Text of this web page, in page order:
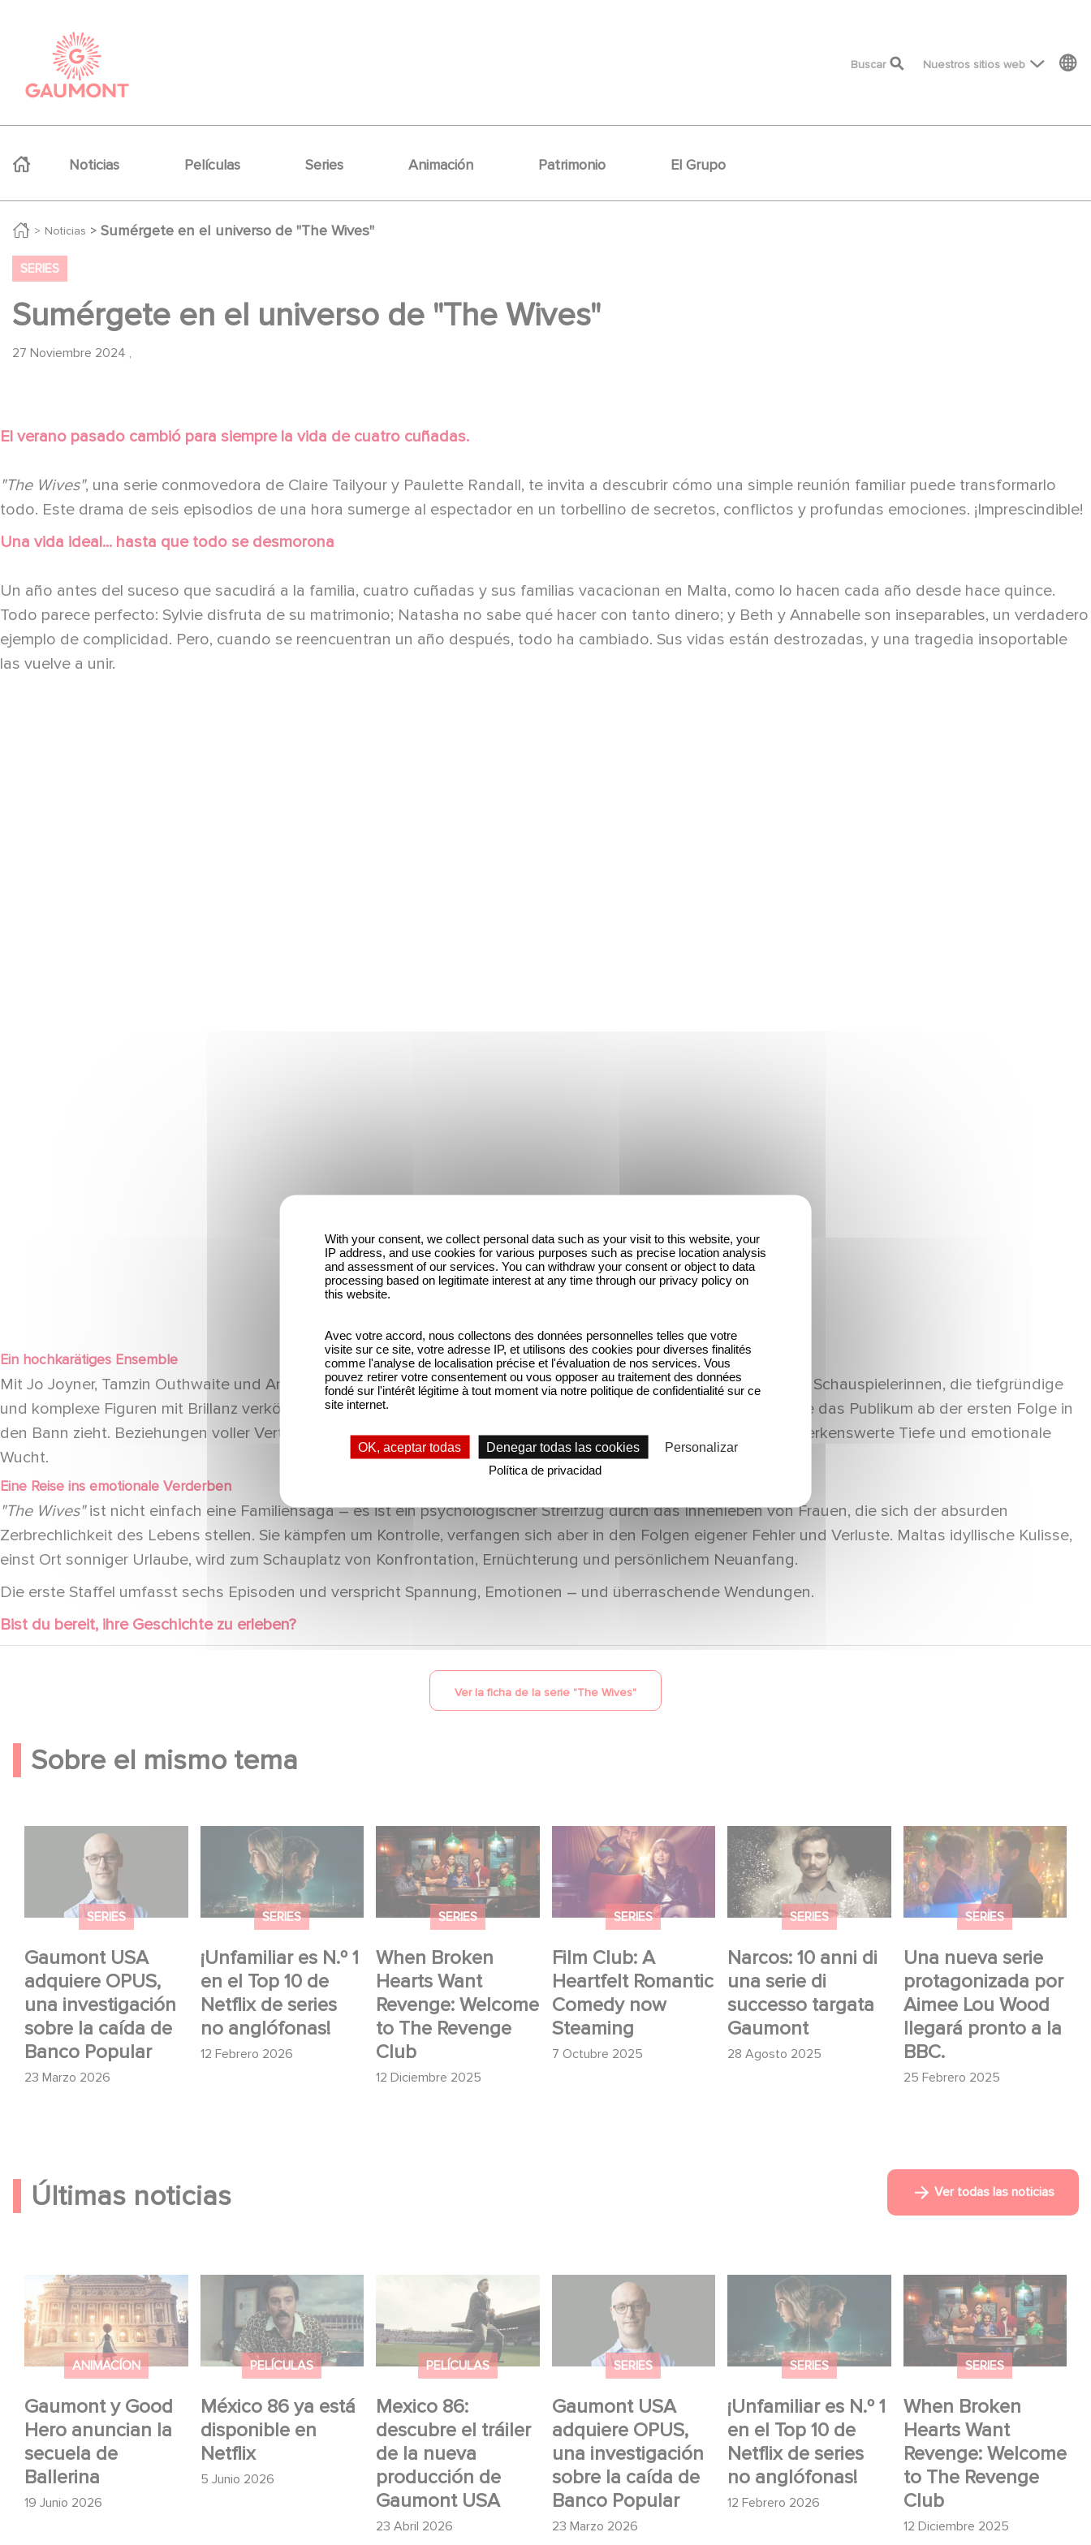
top menu
Buscar Nuestros sitios web
Noticias Películas Series Animación Patrimonio El Grupo
Noticias Sumérgete en el universo de "The Wives"
SERIES
Sumérgete en el universo de "The Wives"
27 Noviembre 2024 ,
El verano pasado cambió para siempre la vida de cuatro cuñadas.
"The Wives", una serie conmovedora de Claire Tailyour y Paulette Randall, te invita a descubrir cómo una simple reunión familiar puede transformarlo
todo. Este drama de seis episodios de una hora sumerge al espectador en un torbellino de secretos, conflictos y profundas emociones. ¡Imprescindible!
Una vida ideal... hasta que todo se desmorona
Un año antes del suceso que sacudirá a la familia, cuatro cuñadas y sus familias vacacionan en Malta, como lo hacen cada año desde hace quince.
Todo parece perfecto: Sylvie disfruta de su matrimonio; Natasha no sabe qué hacer con tanto dinero; y Beth y Annabelle son inseparables, un verdadero
ejemplo de complicidad. Pero, cuando se reencuentran un año después, todo ha cambiado. Sus vidas están destrozadas, y una tragedia insoportable
las vuelve a unir.
Ein hochkarätiges Ensemble
Mit Jo Joyner, Tamzin Outhwaite und Angela Griffin in den Hauptrollen versammelt"The Wives"außergewöhnliche Schauspielerinnen, die tiefgründige
und komplexe Figuren mit Brillanz verkörpern. Ihre Darbietungen bilden die Bühne für eine fesselnde Handlung, die das Publikum ab der ersten Folge in
den Bann zieht. Beziehungen voller Vertrautheit, Verrat und Geheimnissen verleihen dem Familiendrama eine bemerkenswerte Tiefe und emotionale
Wucht.
Eine Reise ins emotionale Verderben
"The Wives"ist nicht einfach eine Familiensaga – es ist ein psychologischer Streifzug durch das Innenleben von Frauen, die sich der absurden
Zerbrechlichkeit des Lebens stellen. Sie kämpfen um Kontrolle, verfangen sich aber in den Folgen eigener Fehler und Verluste. Maltas idyllische Kulisse,
einst Ort sonniger Urlaube, wird zum Schauplatz von Konfrontation, Ernüchterung und persönlichem Neuanfang.
Die erste Staffel umfasst sechs Episoden und verspricht Spannung, Emotionen – und überraschende Wendungen.
Bist du bereit, ihre Geschichte zu erleben?
Ver la ficha de la serie "The Wives"
Sobre el mismo tema
SERIES
Gaumont USA
adquiere OPUS,
una investigación
sobre la caída de
Banco Popular
23 Marzo 2026
Gaumont USA
adquiere OPUS, una
investigación sobre la
caída de Banco
SERIES
¡Unfamiliar es N.º 1
en el Top 10 de
Netflix de series
no anglófonas!
12 Febrero 2026
¡Unfamiliar es N.º 1 en
el Top 10 de Netflix de
series no anglófonas!
SERIES
When Broken
Hearts Want
Revenge: Welcome
to The Revenge
Club
12 Diciembre 2025
When Broken Hearts
Want Revenge:
Welcome to The
Revenge Club
SERIES
Film Club: A
Heartfelt Romantic
Comedy now
Steaming
7 Octubre 2025
Film Club: A Heartfelt
Romantic Comedy
now Steaming
SERIES
Narcos: 10 anni di
una serie di
successo targata
Gaumont
28 Agosto 2025
Narcos: 10 anni di una
serie di successo
targata Gaumont
SERIES
Una nueva serie
protagonizada por
Aimee Lou Wood
llegará pronto a la
BBC.
25 Febrero 2025
Una nueva serie
protagonizada por
Aimee Lou Wood
llegará pronto a la
Últimas noticias Ver todas las noticias
ANIMACÍON
Gaumont y Good
Hero anuncian la
secuela de
Ballerina
19 Junio 2026
Gaumont y Good Hero
anuncian la secuela de
Ballerina
PELÍCULAS
México 86 ya está
disponible en
Netflix
5 Junio 2026
México 86 ya está
disponible en Netflix
PELÍCULAS
Mexico 86:
descubre el tráiler
de la nueva
producción de
Gaumont USA
23 Abril 2026
Mexico 86: descubre
el tráiler de la nueva
producción de
Gaumont USA
SERIES
Gaumont USA
adquiere OPUS,
una investigación
sobre la caída de
Banco Popular
23 Marzo 2026
Gaumont USA
adquiere OPUS, una
investigación sobre la
caída de Banco
SERIES
¡Unfamiliar es N.º 1
en el Top 10 de
Netflix de series
no anglófonas!
12 Febrero 2026
¡Unfamiliar es N.º 1 en
el Top 10 de Netflix de
series no anglófonas!
SERIES
When Broken
Hearts Want
Revenge: Welcome
to The Revenge
Club
12 Diciembre 2025
When Broken Hearts
Want Revenge:
Welcome to The
Revenge Club
With your consent, we collect personal data such as your visit to this website, your
IP address, and use cookies for various purposes such as precise location analysis
and assessment of our services. You can withdraw your consent or object to data
processing based on legitimate interest at any time through our privacy policy on
this website.
Avec votre accord, nous collectons des données personnelles telles que votre
visite sur ce site, votre adresse IP, et utilisons des cookies pour diverses finalités
comme l'analyse de localisation précise et l'évaluation de nos services. Vous
pouvez retirer votre consentement ou vous opposer au traitement des données
fondé sur l'intérêt légitime à tout moment via notre politique de confidentialité sur ce
site internet.
OK, aceptar todas Denegar todas las cookies
Personalizar
Política de privacidad